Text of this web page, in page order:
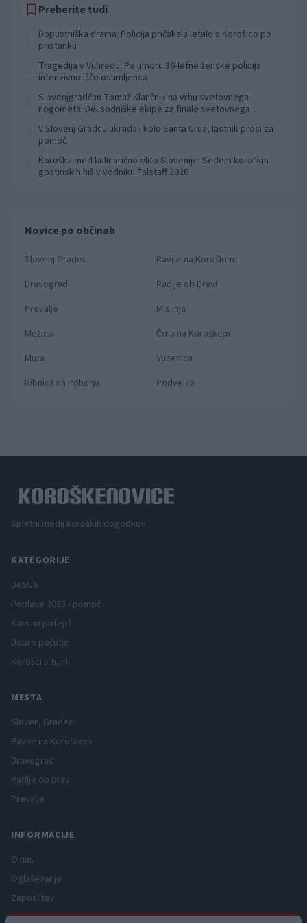
Preberite tudi
Dopustniška drama: Policija pričakala letalo s Korošico po
pristanku
Tragedija v Vuhredu: Po umoru 36-letne ženske policija
intenzivno išče osumljenca
Slovenjgradčan Tomaž Klančnik na vrhu svetovnega
nogometa: Del sodniške ekipe za finale svetovnega
V Slovenj Gradcu ukradali kolo Santa Cruz, lastnik prosi za
pomoč
Koroška med kulinarično elito Slovenije: Sedem koroških
gostinskih hiš v vodniku Falstaff 2026
Novice po občinah
Slovenj Gradec
Ravne na Koroškem
Dravograd
Radlje ob Dravi
Prevalje
Mislinja
Mežica
Črna na Koroškem
Muta
Vuzenica
Ribnica na Pohorju
Podvelka
Spletni medij koroških dogodkov.
KATEGORIJE
DeSUS
Poplave 2023 - pomoč
Kam na potep?
Dobro počutje
Korošci v tujini
MESTA
Slovenj Gradec
Ravne na Koroškem
Dravograd
Radlje ob Dravi
Prevalje
INFORMACIJE
O nas
Oglaševanje
Zaposlitev
Pravno obvestilo